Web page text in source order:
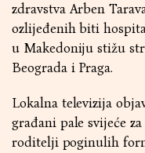
zdravstva Arben
ozlijeđenih biti
u Makedoniju stižu
Beograda i Praga.
Lokalna televizija
građani pale svijeće
roditelji poginulih